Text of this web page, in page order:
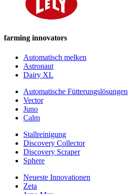
farming innovators
Automatisch melken
Astronaut
Dairy XL
Automatische Fütterungslösungen
Vector
Juno
Calm
Stallreinigung
Discovery Collector
Discovery Scraper
Sphere
Neueste Innovationen
Zeta